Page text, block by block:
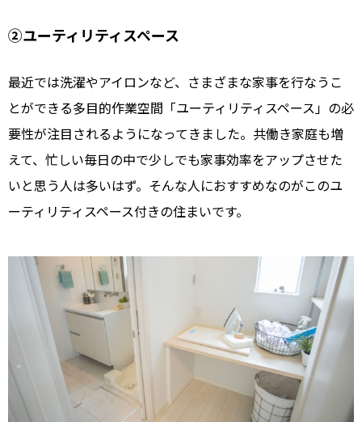
②ユーティリティスペース
最近では洗濯やアイロンなど、さまざまな家事を行なうこ
とができる多目的作業空間「ユーティリティスペース」の必
要性が注目されるようになってきました。共働き家庭も増
えて、忙しい毎日の中で少しでも家事効率をアップさせた
いと思う人は多いはず。そんな人におすすめなのがこのユ
ーティリティスペース付きの住まいです。